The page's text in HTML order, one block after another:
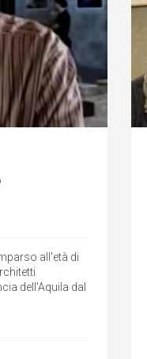
all'età di
dell'Aquila dal